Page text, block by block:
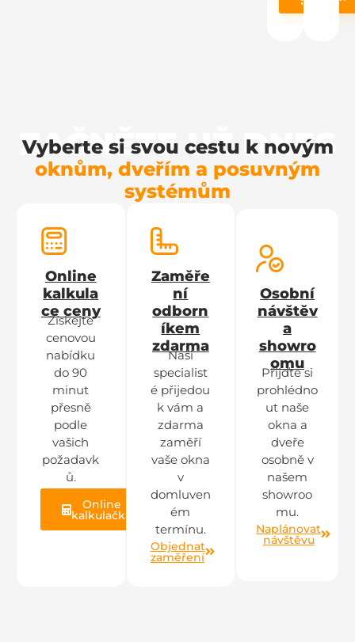
ZAČNĚTE UŽ DNES
Vyberte si svou cestu k novým
oknům, dveřím a posuvným
systémům
Online
kalkula
ce ceny
Získejte
cenovou
nabídku
do 90
minut
přesně
podle
vašich
požadavk
ů.
Online
kalkulačka
Zaměře
ní
odborn
íkem
zdarma
Naši
specialist
é přijedou
k vám a
zdarma
zaměří
vaše okna
v
domluven
ém
termínu.
Objednat
zaměření
Osobní
návštěv
a
showro
omu
Přijďte si
prohlédno
ut naše
okna a
dveře
osobně v
našem
showroo
mu.
Naplánovat
návštěvu